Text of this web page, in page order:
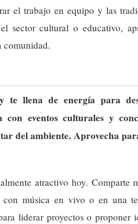
el trabajo en equipo y las
sector cultural o educativo,
comunidad.
te llena de energía para
eventos culturales y
del ambiente. Aprovecha
atractivo hoy. Comparte
música en vivo o en una
liderar proyectos o proponer